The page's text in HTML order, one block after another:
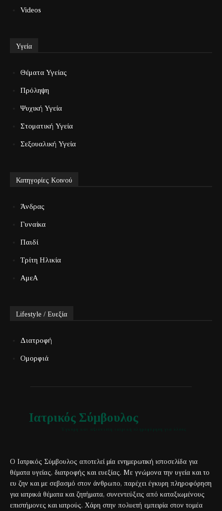
Videos
Υγεία
Θέματα Υγείας
Πρόληψη
Ψυχική Υγεία
Στοματική Υγεία
Σεξουαλική Υγεία
Κατηγορίες Κοινού
Άνδρας
Γυναίκα
Παιδί
Τρίτη Ηλικία
ΑμεΑ
Lifestyle / Ευεξία
Διατροφή
Ομορφιά
Ιατρικός Σύμβουλος
Ο Ιατρικός Σύμβουλος αποτελεί μία ενημερωτική ιστοσελίδα για
θέματα υγείας, διατροφής και ευεξίας. Με γνώμονα την υγεία και το
ευ ζην και με σεβασμό στον άνθρωπο, παρέχει έγκυρη πληροφόρηση
για ιατρικά θέματα και ζητήματα, συνεντεύξεις από καταξιωμένους
επιστήμονες και ιατρούς. Χάρη στην πολυετή εμπειρία στον τομέα